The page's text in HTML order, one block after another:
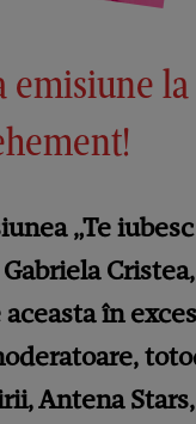
emisiune la
„Te
în
Antena